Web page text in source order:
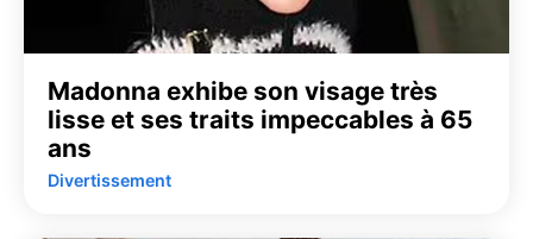
Madonna exhibe son visage très
lisse et ses traits impeccables à 65
ans
Divertissement